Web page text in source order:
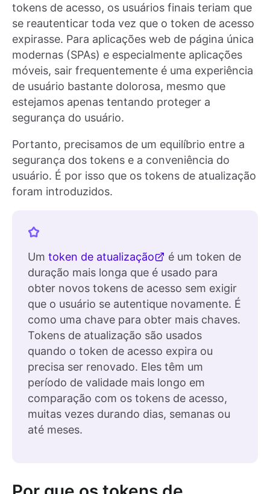
tokens de acesso, os usuários finais teriam que
se reautenticar toda vez que o token de acesso
expirasse. Para aplicações web de página única
modernas (SPAs) e especialmente aplicações
móveis, sair frequentemente é uma experiência
de usuário bastante dolorosa, mesmo que
estejamos apenas tentando proteger a
segurança do usuário.
Portanto, precisamos de um equilíbrio entre a
segurança dos tokens e a conveniência do
usuário. É por isso que os tokens de atualização
foram introduzidos.
Um token de atualização
é um token de
duração mais longa que é usado para
obter novos tokens de acesso sem exigir
que o usuário se autentique novamente. É
como uma chave para obter mais chaves.
Tokens de atualização são usados
quando o token de acesso expira ou
precisa ser renovado. Eles têm um
período de validade mais longo em
comparação com os tokens de acesso,
muitas vezes durando dias, semanas ou
até meses.